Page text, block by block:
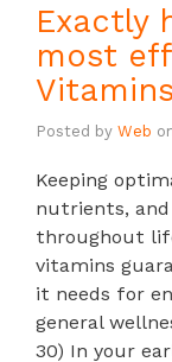
Exactly
most
Posted by Web
Keeping
nutrients, and
throughout
vitamins
it needs for
general
30) In your